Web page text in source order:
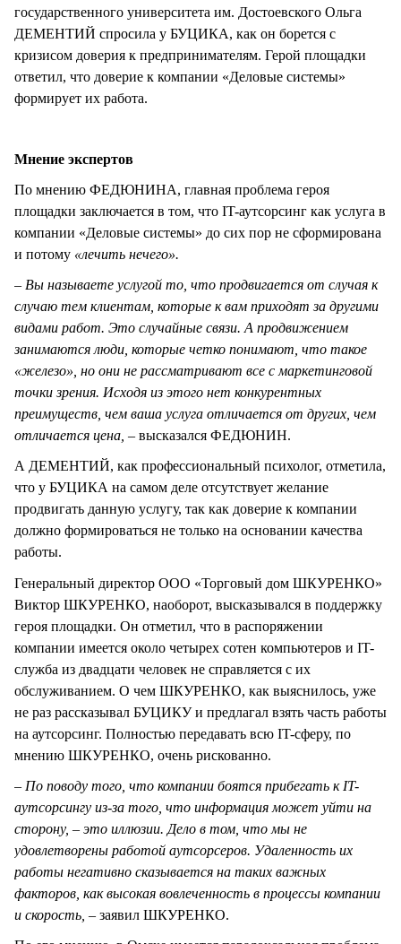
государственного университета им. Достоевского Ольга
ДЕМЕНТИЙ спросила у БУЦИКА, как он борется с
кризисом доверия к предпринимателям. Герой площадки
ответил, что доверие к компании «Деловые системы»
формирует их работа.
Мнение экспертов
По мнению ФЕДЮНИНА, главная проблема героя
площадки заключается в том, что IT-аутсорсинг как услуга в
компании «Деловые системы» до сих пор не сформирована
и потому «лечить нечего».
– Вы называете услугой то, что продвигается от случая к
случаю тем клиентам, которые к вам приходят за другими
видами работ. Это случайные связи. А продвижением
занимаются люди, которые четко понимают, что такое
«железо», но они не рассматривают все с маркетинговой
точки зрения. Исходя из этого нет конкурентных
преимуществ, чем ваша услуга отличается от других, чем
отличается цена, – высказался ФЕДЮНИН.
А ДЕМЕНТИЙ, как профессиональный психолог, отметила,
что у БУЦИКА на самом деле отсутствует желание
продвигать данную услугу, так как доверие к компании
должно формироваться не только на основании качества
работы.
Генеральный директор ООО «Торговый дом ШКУРЕНКО»
Виктор ШКУРЕНКО, наоборот, высказывался в поддержку
героя площадки. Он отметил, что в распоряжении
компании имеется около четырех сотен компьютеров и IT-
служба из двадцати человек не справляется с их
обслуживанием. О чем ШКУРЕНКО, как выяснилось, уже
не раз рассказывал БУЦИКУ и предлагал взять часть работы
на аутсорсинг. Полностью передавать всю IT-сферу, по
мнению ШКУРЕНКО, очень рискованно.
– По поводу того, что компании боятся прибегать к IT-
аутсорсингу из-за того, что информация может уйти на
сторону, – это иллюзии. Дело в том, что мы не
удовлетворены работой аутсорсеров. Удаленность их
работы негативно сказывается на таких важных
факторов, как высокая вовлеченность в процессы компании
и скорость, – заявил ШКУРЕНКО.